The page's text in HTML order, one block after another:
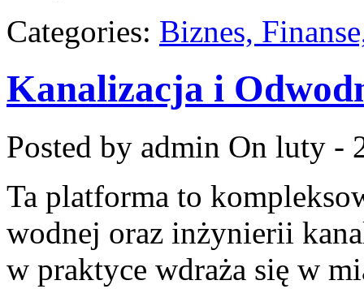
Categories: Biznes,
Kanalizacja i
Posted by admin On luty -
Ta platforma to
wodnej oraz inżynierii
w praktyce wdraża się w